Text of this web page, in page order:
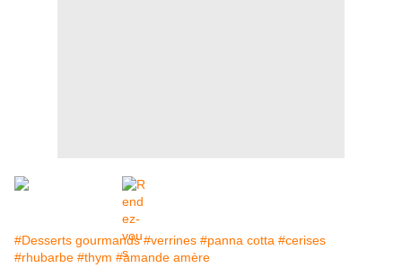
#Desserts gourmands #verrines #panna cotta #cerises
#rhubarbe #thym #amande amère